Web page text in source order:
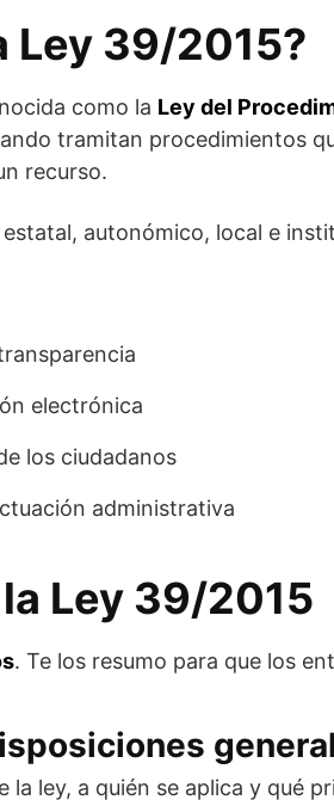
Ley 39/2015?
como la Ley del
tramitan procedimientos
recurso.
autonómico, local e
electrónica
los ciudadanos
administrativa
Ley 39/2015
. Te los resumo para que los
la ley, a quién se aplica y qué